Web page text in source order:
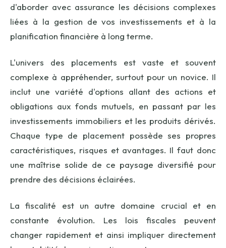
d'aborder avec assurance les décisions complexes
liées à la gestion de vos investissements et à la
planification financière à long terme.
L'univers des placements est vaste et souvent
complexe à appréhender, surtout pour un novice. Il
inclut une variété d'options allant des actions et
obligations aux fonds mutuels, en passant par les
investissements immobiliers et les produits dérivés.
Chaque type de placement possède ses propres
caractéristiques, risques et avantages. Il faut donc
une maîtrise solide de ce paysage diversifié pour
prendre des décisions éclairées.
La fiscalité est un autre domaine crucial et en
constante évolution. Les lois fiscales peuvent
changer rapidement et ainsi impliquer directement